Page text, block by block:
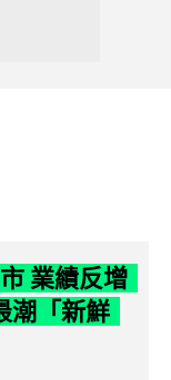
業績反增
潮「新鮮